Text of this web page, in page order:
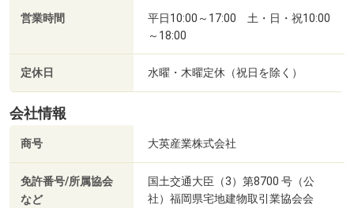
営業時間
平日10:00～17:00 土・日・祝10:00
～18:00
定休日 水曜・木曜定休（祝日を除く）
会社情報
商号 大英産業株式会社
免許番号/所属協会
など
国土交通大臣（3）第8700 号（公
社）福岡県宅地建物取引業協会会